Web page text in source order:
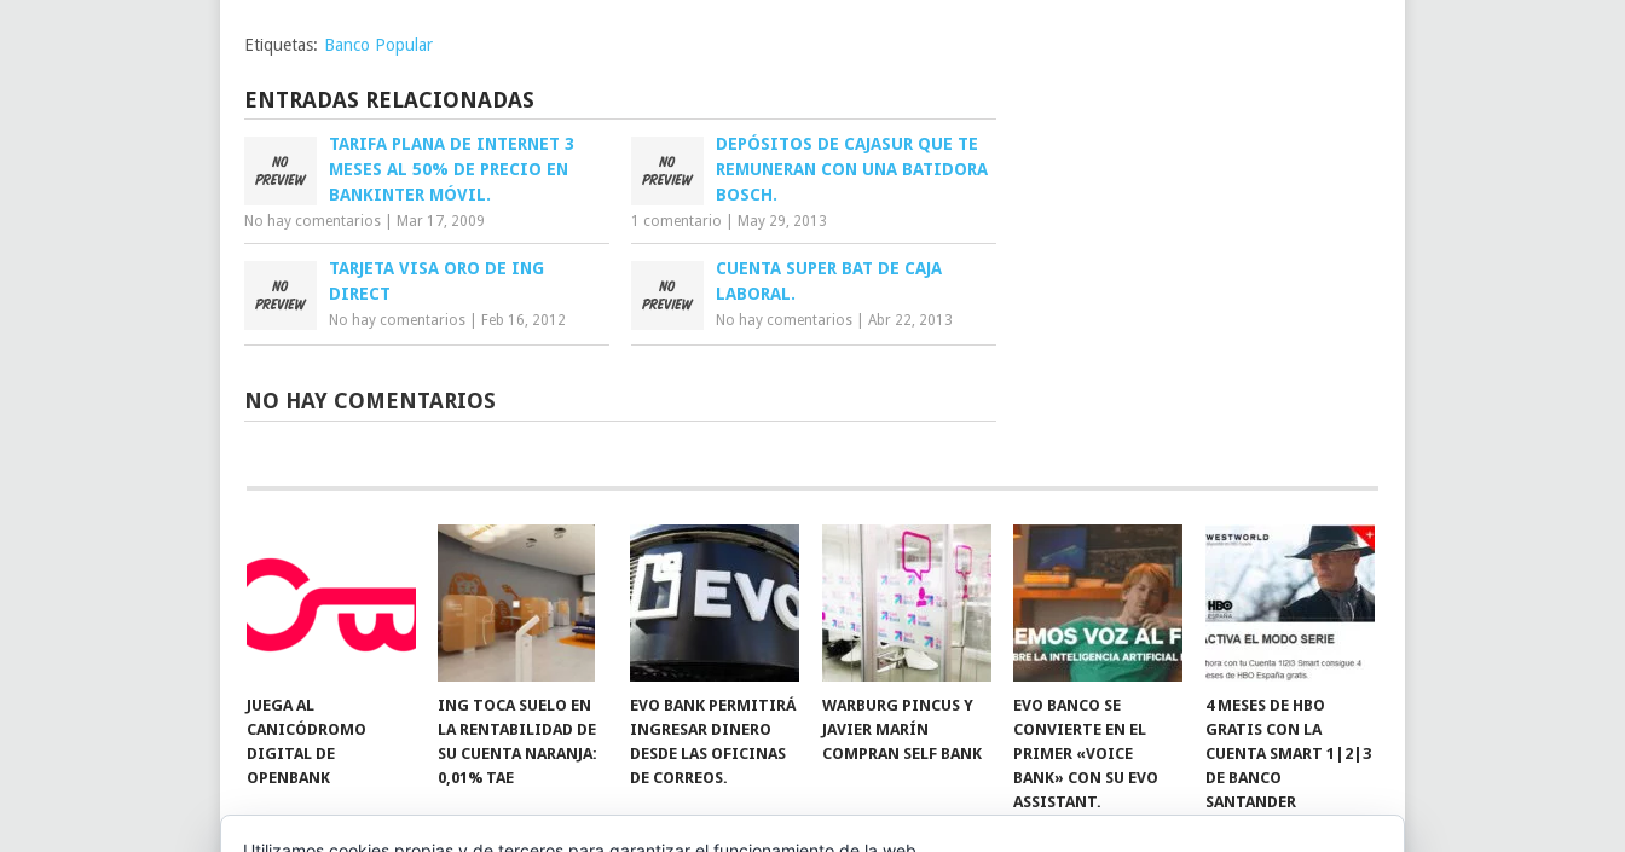
Etiquetas: Banco Popular
ENTRADAS RELACIONADAS
TARIFA PLANA DE INTERNET 3
MESES AL 50% DE PRECIO EN
BANKINTER MÓVIL.
No hay comentarios Mar 17, 2009
DEPÓSITOS DE CAJASUR QUE TE
REMUNERAN CON UNA BATIDORA
BOSCH.
1 comentario May 29, 2013
TARJETA VISA ORO DE ING
DIRECT
No hay comentarios Feb 16, 2012
CUENTA SUPER BAT DE CAJA
LABORAL.
No hay comentarios |Abr 22, 2013
NO HAY COMENTARIOS
JUEGA AL
CANICÓDROMO
DIGITAL DE
OPENBANK
ING TOCA SUELO EN
LA RENTABILIDAD DE
SU CUENTA NARANJA:
0,01% TAE
EVO BANK PERMITIRÁ
INGRESAR DINERO
DESDE LAS OFICINAS
DE CORREOS.
WARBURG PINCUS Y
JAVIER MARÍN
COMPRAN SELF BANK
EVO BANCO SE
CONVIERTE EN EL
PRIMER «VOICE
BANK» CON SU EVO
ASSISTANT.
4 MESES DE HBO
GRATIS CON LA
CUENTA SMART 1|2|3
DE BANCO
SANTANDER